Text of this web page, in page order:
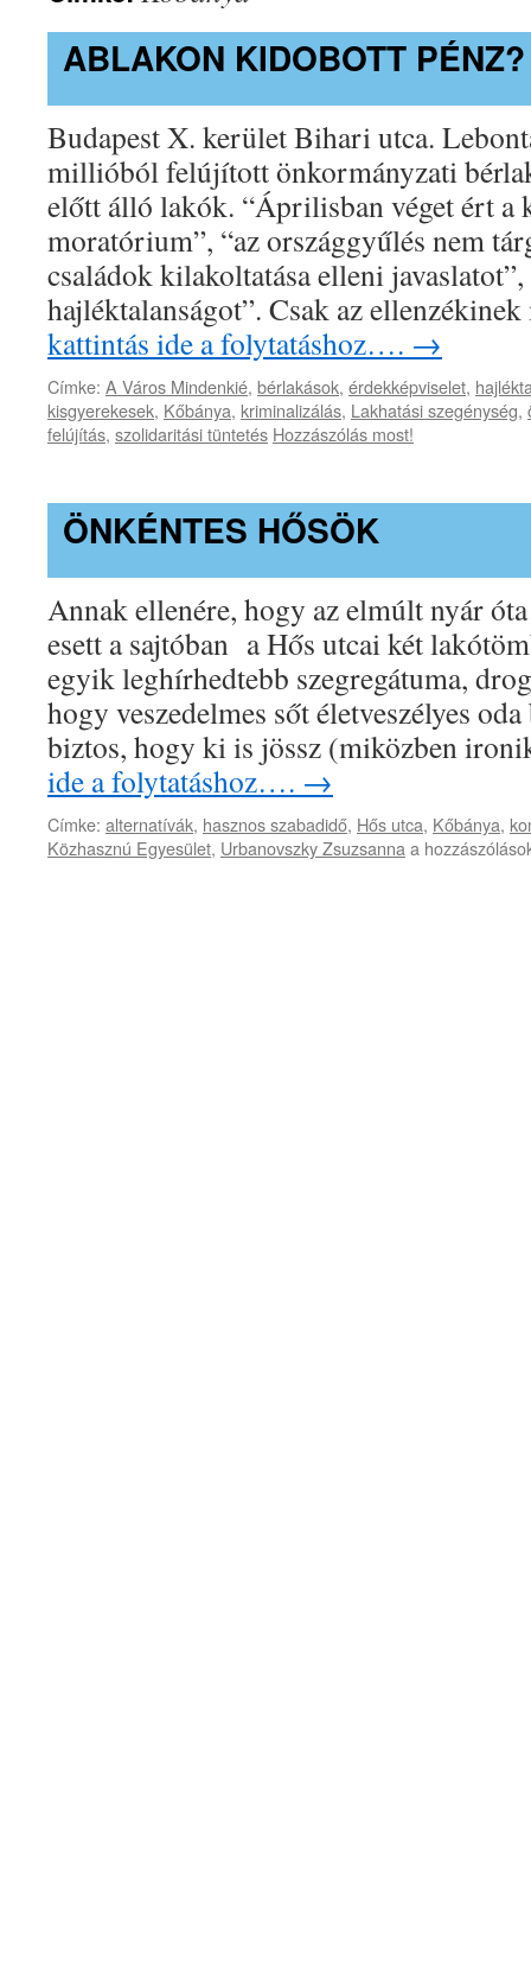
ABLAKON KIDOBOTT PÉNZ?
Budapest X. kerület Bihari utca.
millióból felújított önkormányzati
előtt álló lakók. “Áprilisban véget ért a
moratórium”, “az országgyűlés nem
családok kilakoltatása elleni
hajléktalanságot”. Csak az
kattintás ide a folytatáshoz…. →
Címke: A Város Mindenkié, bérlakások, érdekképviselet,
kisgyerekesek, Kőbánya, kriminalizálás, Lakhatási szegénység,
felújítás, szolidaritási tüntetés Hozzászólás most!
ÖNKÉNTES HŐSÖK
Annak ellenére, hogy az elmúlt nyár
esett a sajtóban a Hős utcai két
egyik leghírhedtebb szegregátuma,
hogy veszedelmes sőt életveszélyes
biztos, hogy ki is jössz (miközben
ide a folytatáshoz…. →
Címke: alternatívák, hasznos szabadidő, Hős utca, Kőbánya,
Közhasznú Egyesület, Urbanovszky Zsuzsanna Önkéntes
a